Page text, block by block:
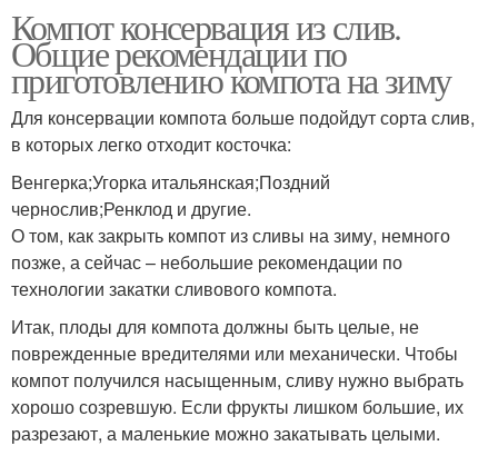
Компот консервация из слив.
Общие рекомендации по
приготовлению компота на зиму
Для консервации компота больше подойдут сорта слив,
в которых легко отходит косточка:
Венгерка;Угорка итальянская;Поздний
чернослив;Ренклод и другие.
О том, как закрыть компот из сливы на зиму, немного
позже, а сейчас – небольшие рекомендации по
технологии закатки сливового компота.
Итак, плоды для компота должны быть целые, не
поврежденные вредителями или механически. Чтобы
компот получился насыщенным, сливу нужно выбрать
хорошо созревшую. Если фрукты лишком большие, их
разрезают, а маленькие можно закатывать целыми.